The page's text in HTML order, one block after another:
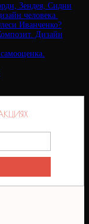
Зендея, Сидни
человека.
Иванченко?
Дизайн